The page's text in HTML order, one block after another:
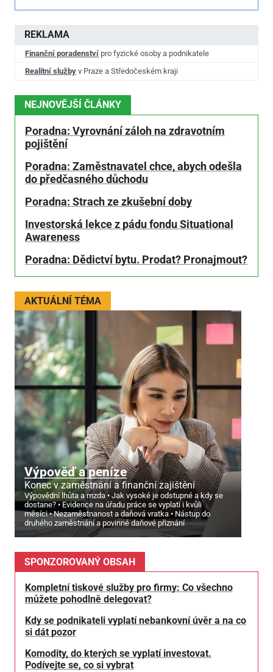
REKLAMA
Finanční poradenství pro fyzické osoby a podnikatele
Realitní služby v Praze a Středočeském kraji
NEJNOVĚJŠÍ ČLÁNKY
Poradna: Vyrovnání záloh na zdravotním
pojištění
Poradna: Zaměstnavatel chce, abych odešla
do předčasného důchodu
Poradna: Strach ze zkušební doby
Investorská lekce z pádu fondu Situational
Awareness
Poradna: Dědictví bytu. Prodat? Pronajmout?
AKTUÁLNÍ TÉMA
Výpověď a peníze
Konec v zaměstnání a finanční zajištění
Výpovědní lhůta a mzda
Jak vysoké je odstupné a kdy se
dostane?
Evidence na úřadu práce se vyplatí i kvůli
měsíci
Nezaměstnanost a daňová vratka
Nástup do
druhého zaměstnání a povinné daňové přiznání
SPONZOROVANÝ OBSAH
Kompletní tiskové služby pro firmy: Co všechno
můžete pohodlně delegovat?
Kdy se podnikateli vyplatí nebankovní úvěr a na co
si dát pozor
Komodity, do kterých se vyplatí investovat.
Podívejte se, co si vybrat